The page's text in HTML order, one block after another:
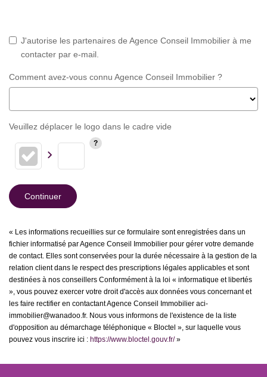
J'autorise les partenaires de Agence Conseil Immobilier à me
contacter par e-mail.
Comment avez-vous connu Agence Conseil Immobilier ?
Veuillez déplacer le logo dans le cadre vide
Continuer
« Les informations recueillies sur ce formulaire sont enregistrées dans un
fichier informatisé par Agence Conseil Immobilier pour gérer votre demande
de contact. Elles sont conservées pour la durée nécessaire à la gestion de la
relation client dans le respect des prescriptions légales applicables et sont
destinées à nos conseillers Conformément à la loi « informatique et libertés
», vous pouvez exercer votre droit d'accès aux données vous concernant et
les faire rectifier en contactant Agence Conseil Immobilier aci-
immobilier@wanadoo.fr. Nous vous informons de l'existence de la liste
d'opposition au démarchage téléphonique « Bloctel », sur laquelle vous
pouvez vous inscrire ici : https://www.bloctel.gouv.fr/»